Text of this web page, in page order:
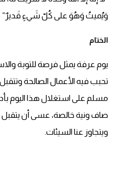
وَيُميتُ وَهُوَ على كُلّ شَيءٍ قَديرٌ”
الختام
يوم عرفة يمثل فرصة للتوبة
تحبب فيه الأعمال الصالحة
مسلم على استغلال هذا اليوم
صاف ونية خالصة، عسى أن يتقبل
ويتجاوز عنا السيئات.